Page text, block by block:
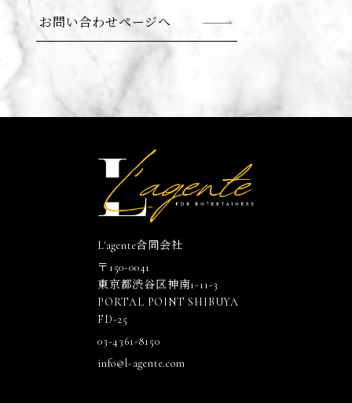
お問い合わせページへ
L'agente合同会社
〒150-0041
東京都渋谷区神南1-11-3
PORTAL POINT SHIBUYA
FD-25
03-4361-8150
info@l-agente.com